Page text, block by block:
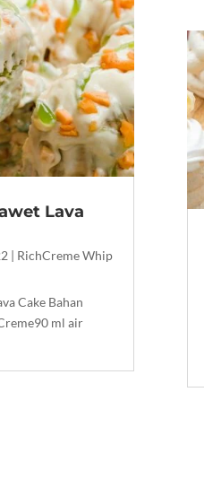
Lava
| RichCreme Whip
Cake Bahan
ml air